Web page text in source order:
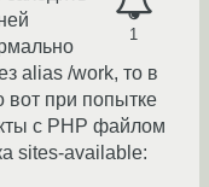
1
alias /work, то в
вот при попытке
с PHP файлом
sites-available: